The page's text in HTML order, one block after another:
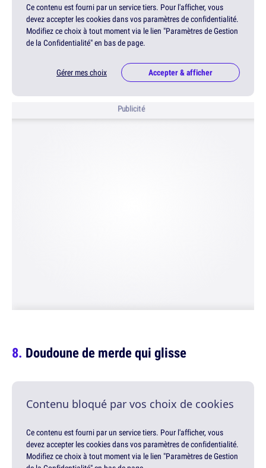
Ce contenu est fourni par un service tiers. Pour l'afficher, vous
devez accepter les cookies dans vos paramètres de confidentialité.
Modifiez ce choix à tout moment via le lien "Paramètres de Gestion
de la Confidentialité" en bas de page.
Gérer mes choix Accepter & afficher
Publicité
Doudoune de merde qui glisse
Contenu bloqué par vos choix de cookies
Ce contenu est fourni par un service tiers. Pour l'afficher, vous
devez accepter les cookies dans vos paramètres de confidentialité.
Modifiez ce choix à tout moment via le lien "Paramètres de Gestion